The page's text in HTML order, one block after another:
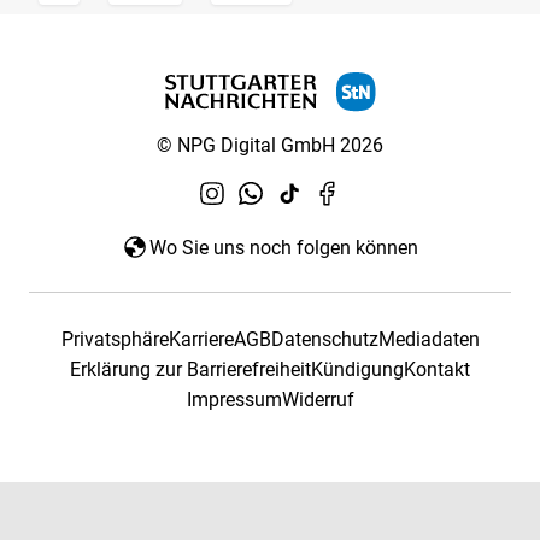
© NPG Digital GmbH 2026
Wo Sie uns noch folgen können
PrivatsphäreKarriereAGBDatenschutzMediadaten
Erklärung zur BarrierefreiheitKündigungKontakt
ImpressumWiderruf